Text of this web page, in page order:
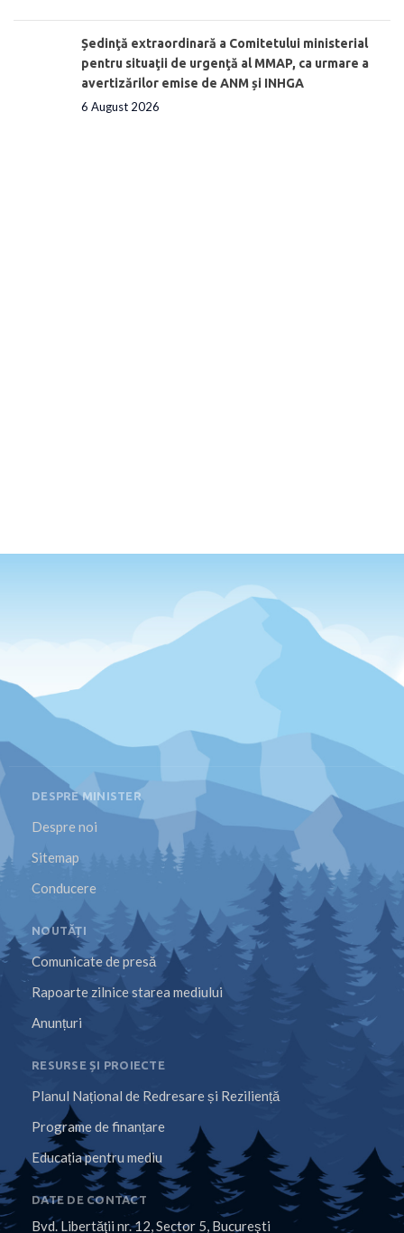
Ședinţă extraordinară a Comitetului ministerial
pentru situaţii de urgenţă al MMAP, ca urmare a
avertizărilor emise de ANM și INHGA
6 August 2026
DESPRE MINISTER
Despre noi
Sitemap
Conducere
NOUTĂȚI
Comunicate de presă
Rapoarte zilnice starea mediului
Anunțuri
RESURSE ȘI PROIECTE
Planul Național de Redresare și Reziliență
Programe de finanțare
Educația pentru mediu
DATE DE CONTACT
Bvd. Libertăţii nr. 12, Sector 5, Bucureşti